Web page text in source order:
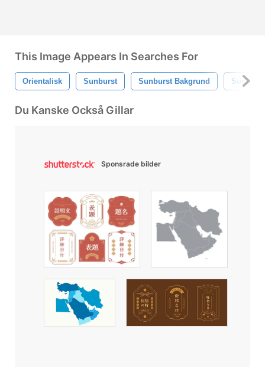
This Image Appears In Searches For
Orientalisk Sunburst Sunburst Bakgrund
Du Kanske Också Gillar
Sponsrade bilder